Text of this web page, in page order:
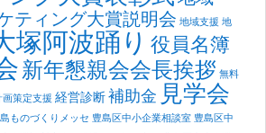
ティング大賞説明会 地域支援 地
塚阿波踊り役員名簿
新年懇親会会長挨拶 無料
策定支援 経営診断補助金 見学会
ものづくりメッセ 豊島区中小企業相談室 豊島区中